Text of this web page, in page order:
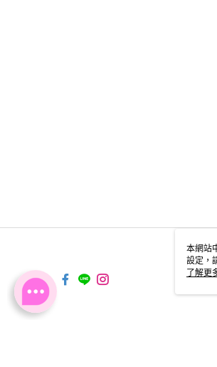
本網站
設定，
使用
了解更